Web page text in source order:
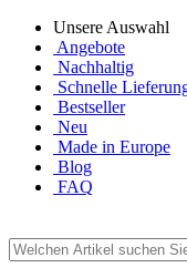
Unsere Auswahl
Angebote
Nachhaltig
Schnelle
Bestseller
Neu
Made in Europe
Blog
FAQ